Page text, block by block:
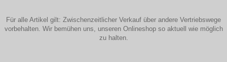
Für alle Artikel gilt: Zwischenzeitlicher Verkauf über andere Vertriebswege
vorbehalten. Wir bemühen uns, unseren Onlineshop so aktuell wie möglich
zu halten.